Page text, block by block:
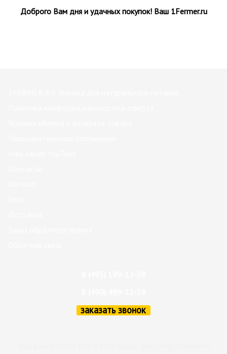
Доброго Вам дня и удачных покупок! Ваш 1Fermer.ru
заказать звонок